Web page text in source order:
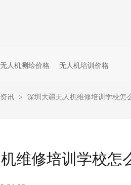
评测系统
无人机测绘价格 无人机培训价格
讯 > 深圳大疆无人机维修培训学校怎
维修培训学校怎